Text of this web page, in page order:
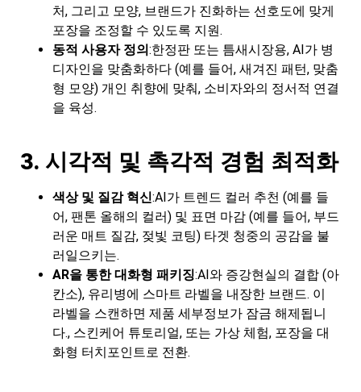
처, 그리고 모양, 브랜드가 진화하는 선호도에 맞게
포장을 조정할 수 있도록 지원.
동적 사용자 정의:한정판 또는 틈새시장용, AI가 병
디자인을 맞춤화하다 (예를 들어, 새겨진 패턴, 맞춤
형 모양) 개인 취향에 맞춰, 소비자와의 정서적 연결
을 육성.
3. 시각적 및 촉각적 경험 최적화
색상 및 질감 혁신:AI가 트렌드 컬러 추천 (예를 들
어, 팬톤 올해의 컬러) 및 표면 마감 (예를 들어, 부드
러운 매트 질감, 젖빛 코팅) 타겟 청중의 공감을 불
러일으키는.
AR을 통한 대화형 패키징:AI와 증강현실의 결합 (아
칸소), 유리병에 스마트 라벨을 내장한 브랜드. 이
라벨을 스캔하면 제품 세부정보가 잠금 해제됩니
다., 스킨케어 튜토리얼, 또는 가상 체험, 포장을 대
화형 터치포인트로 전환.